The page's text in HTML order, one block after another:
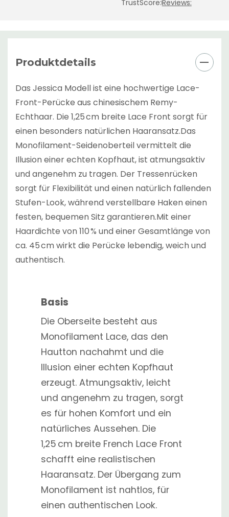
TrustScore:Reviews:
Produktdetails
Das Jessica Modell ist eine hochwertige Lace-
Front-Perücke aus chinesischem Remy-
Echthaar. Die 1,25 cm breite Lace Front sorgt für
einen besonders natürlichen Haaransatz.Das
Monofilament-Seidenoberteil vermittelt die
Illusion einer echten Kopfhaut, ist atmungsaktiv
und angenehm zu tragen. Der Tressenrücken
sorgt für Flexibilität und einen natürlich fallenden
Stufen-Look, während verstellbare Haken einen
festen, bequemen Sitz garantieren.Mit einer
Haardichte von 110 % und einer Gesamtlänge von
ca. 45 cm wirkt die Perücke lebendig, weich und
authentisch.
Basis
Die Oberseite besteht aus
Monofilament Lace, das den
Hautton nachahmt und die
Illusion einer echten Kopfhaut
erzeugt. Atmungsaktiv, leicht
und angenehm zu tragen, sorgt
es für hohen Komfort und ein
natürliches Aussehen. Die
1,25 cm breite French Lace Front
schafft eine realistischen
Haaransatz. Der Übergang zum
Monofilament ist nahtlos, für
einen authentischen Look.